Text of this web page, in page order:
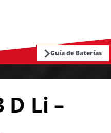
Guía de Baterías
D Li –